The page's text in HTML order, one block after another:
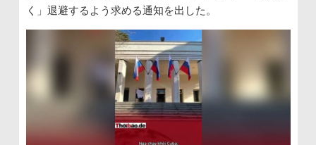
く」退避するよう求める通知を出した。